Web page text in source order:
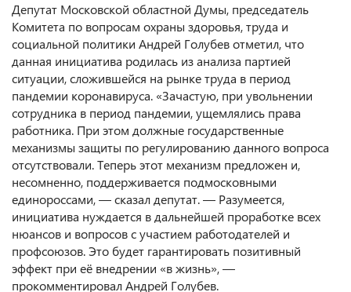
Депутат Московской областной Думы, председатель
Комитета по вопросам охраны здоровья, труда и
социальной политики Андрей Голубев отметил, что
данная инициатива родилась из анализа партией
ситуации, сложившейся на рынке труда в период
пандемии коронавируса. «Зачастую, при увольнении
сотрудника в период пандемии, ущемлялись права
работника. При этом должные государственные
механизмы защиты по регулированию данного вопроса
отсутствовали. Теперь этот механизм предложен и,
несомненно, поддерживается подмосковными
единороссами, — сказал депутат. — Разумеется,
инициатива нуждается в дальнейшей проработке всех
нюансов и вопросов с участием работодателей и
профсоюзов. Это будет гарантировать позитивный
эффект при её внедрении «в жизнь», —
прокомментировал Андрей Голубев.